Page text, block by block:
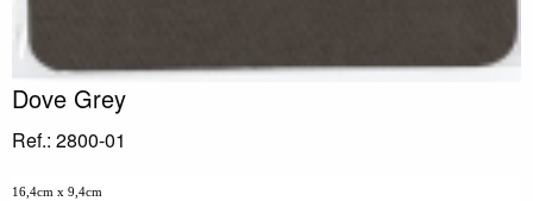
Dove Grey
Ref.: 2800-01
16,4cm x 9,4cm